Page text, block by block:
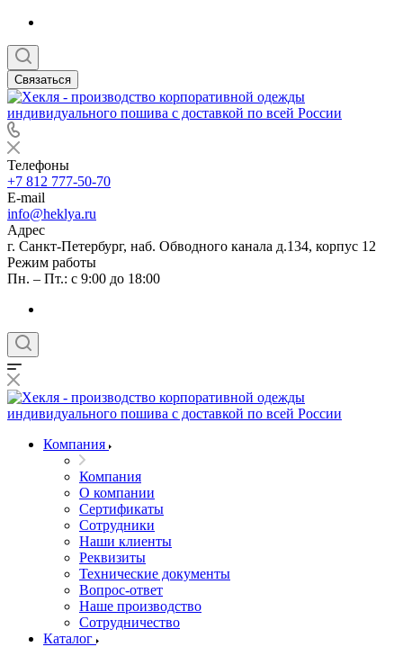
Связаться
Телефоны
+7 812 777-50-70
E-mail
info@heklya.ru
Адрес
г. Санкт-Петербург, наб. Обводного канала д.134, корпус 12
Режим работы
Пн. – Пт.: с 9:00 до 18:00
Компания
Компания
О компании
Сертификаты
Сотрудники
Наши клиенты
Реквизиты
Технические документы
Вопрос-ответ
Наше производство
Сотрудничество
Каталог